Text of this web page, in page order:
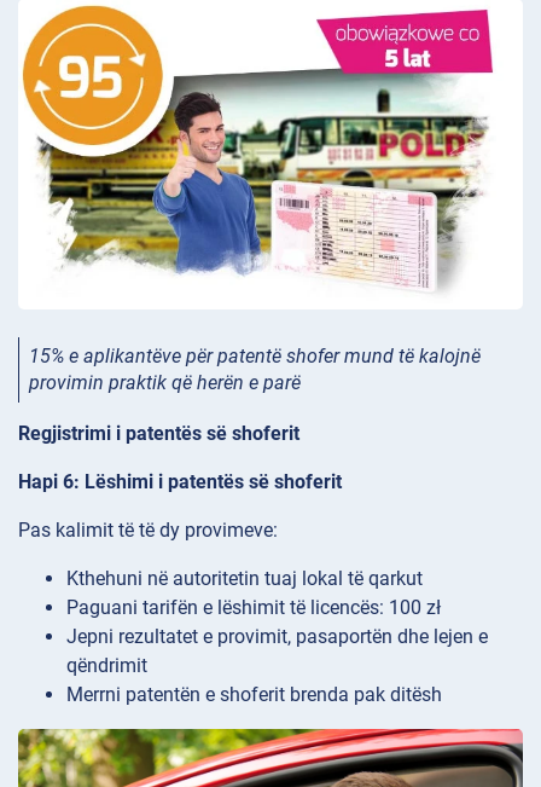
15% e aplikantëve për patentë shofer mund të kalojnë
provimin praktik që herën e parë
Regjistrimi i patentës së shoferit
Hapi 6: Lëshimi i patentës së shoferit
Pas kalimit të të dy provimeve:
Kthehuni në autoritetin tuaj lokal të qarkut
Paguani tarifën e lëshimit të licencës: 100 zł
Jepni rezultatet e provimit, pasaportën dhe lejen e
qëndrimit
Merrni patentën e shoferit brenda pak ditësh